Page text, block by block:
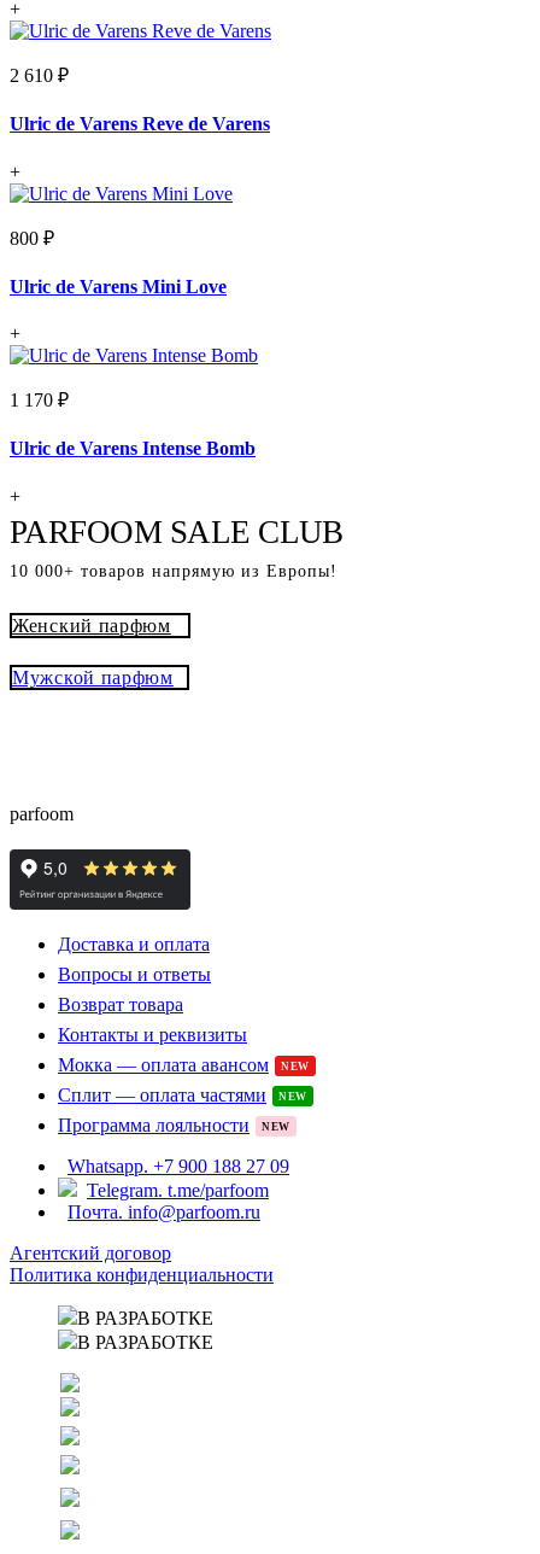
+
2 610 ₽
Ulric de Varens Reve de Varens
+
800 ₽
Ulric de Varens Mini Love
+
1 170 ₽
Ulric de Varens Intense Bomb
+
PARFOOM SALE CLUB
10 000+ товаров напрямую из Европы!
Женский парфюм
Мужской парфюм
parfoom
Доставка и оплата
Вопросы и ответы
Возврат товара
Контакты и реквизиты
Мокка — оплата авансом
NEW
Сплит — оплата частями NEW
Программа лояльности NEW
Whatsapp. +7 900 188 27 09
Telegram. t.me/parfoom
Почта. info@parfoom.ru
Агентский договор
Политика конфиденциальности
В РАЗРАБОТКЕ
В РАЗРАБОТКЕ